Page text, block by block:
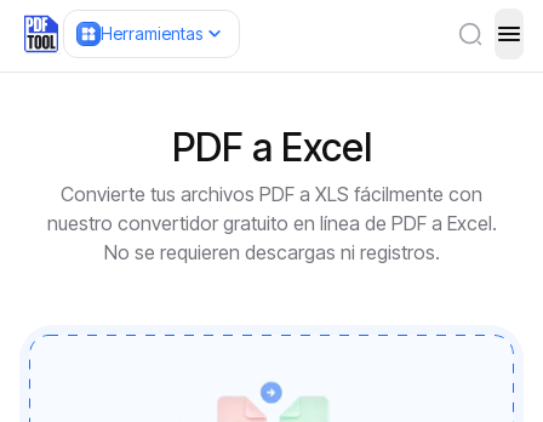
Herramientas
PDF a Excel
Convierte tus archivos PDF a XLS fácilmente con
nuestro convertidor gratuito en línea de PDF a Excel.
No se requieren descargas ni registros.